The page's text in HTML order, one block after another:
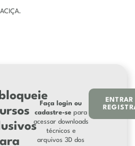
Faça login ou
cadastre-se para
acessar downloads
técnicos e
arquivos 3D dos